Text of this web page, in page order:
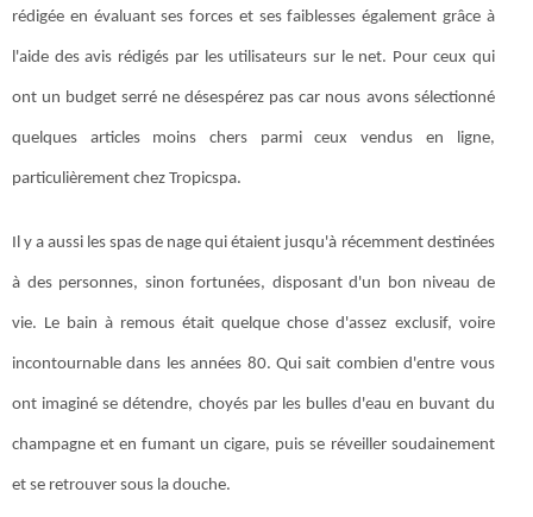
rédigée en évaluant ses forces et ses faiblesses également grâce à
l'aide des avis rédigés par les utilisateurs sur le net. Pour ceux qui
ont un budget serré ne désespérez pas car nous avons sélectionné
quelques articles moins chers parmi ceux vendus en ligne,
particulièrement chez Tropicspa.
Il y a aussi les spas de nage qui étaient jusqu'à récemment destinées
à des personnes, sinon fortunées, disposant d'un bon niveau de
vie. Le bain à remous était quelque chose d'assez exclusif, voire
incontournable dans les années 80. Qui sait combien d'entre vous
ont imaginé se détendre, choyés par les bulles d'eau en buvant du
champagne et en fumant un cigare, puis se réveiller soudainement
et se retrouver sous la douche.